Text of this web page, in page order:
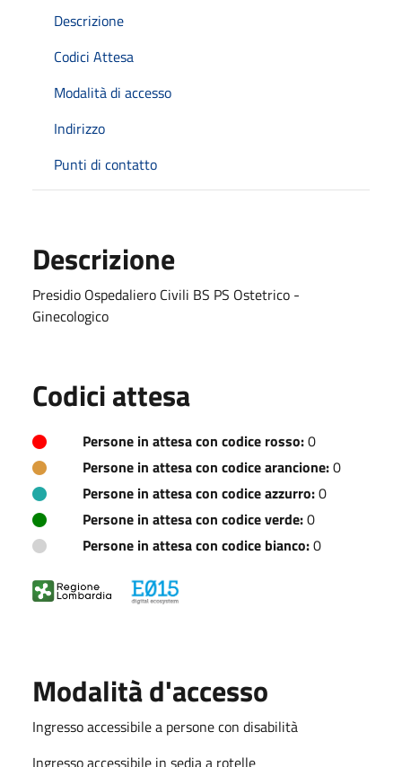
Descrizione
Codici Attesa
Modalità di accesso
Indirizzo
Punti di contatto
Descrizione
Presidio Ospedaliero Civili BS PS Ostetrico -
Ginecologico
Codici attesa
Persone in attesa con codice rosso:0
Persone in attesa con codice arancione:0
Persone in attesa con codice azzurro:0
Persone in attesa con codice verde:0
Persone in attesa con codice bianco:0
Modalità d'accesso
Ingresso accessibile a persone con disabilità
Ingresso accessibile in sedia a rotelle